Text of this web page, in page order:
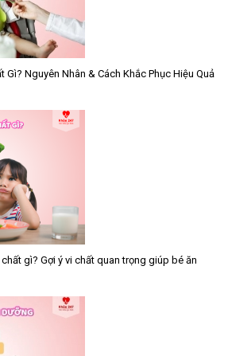
Gì? Nguyên Nhân & Cách Khắc Phục Hiệu Quả
gì? Gợi ý vi chất quan trọng giúp bé ăn